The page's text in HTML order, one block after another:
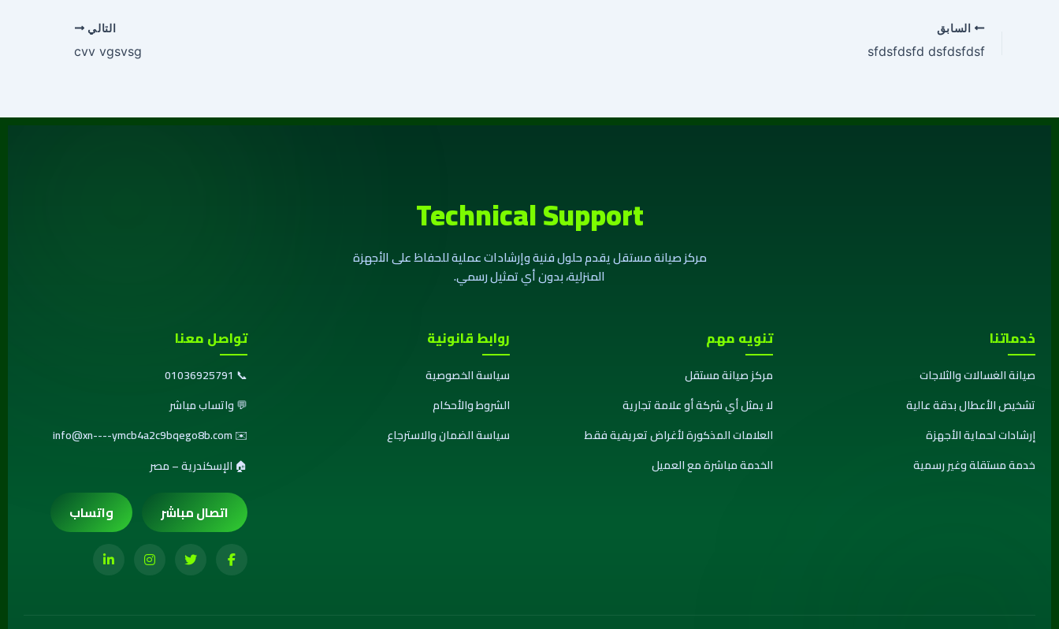
السابق
sfdsfdsfd dsfdsfdsf
التالي
cvv vgsvsg
Technical Support
مركز صيانة مستقل يقدم حلول فنية وإرشادات عملية للحفاظ على الأجهزة
المنزلية، بدون أي تمثيل رسمي.
خدماتنا
صيانة الغسالات والثلاجات
تشخيص الأعطال بدقة عالية
إرشادات لحماية الأجهزة
خدمة مستقلة وغير رسمية
تنويه مهم
مركز صيانة مستقل
لا يمثل أي شركة أو علامة تجارية
العلامات المذكورة لأغراض تعريفية فقط
الخدمة مباشرة مع العميل
روابط قانونية
سياسة الخصوصية
الشروط والأحكام
سياسة الضمان والاسترجاع
تواصل معنا
📞
01036925791
💬واتساب مباشر
✉️
info@xn----ymcb4a2c9bqego8b.com
🏠 الإسكندرية – مصر
اتصال مباشر واتساب